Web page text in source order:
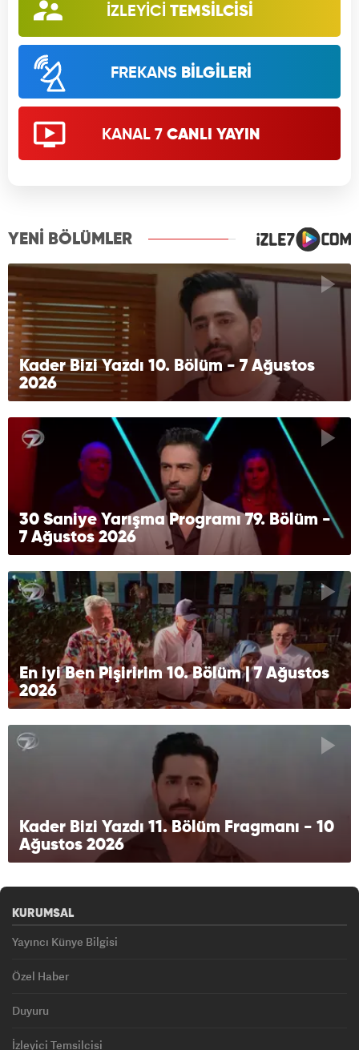
İZLEYİCİ TEMSİLCİSİ
FREKANS BİLGİLERİ
KANAL 7 CANLI YAYIN
YENİ BÖLÜMLER
Kader Bizi Yazdı 10. Bölüm - 7 Ağustos
2026
30 Saniye Yarışma Programı 79. Bölüm -
7 Ağustos 2026
En iyi Ben Pişiririm 10. Bölüm | 7 Ağustos
2026
Kader Bizi Yazdı 11. Bölüm Fragmanı - 10
Ağustos 2026
KURUMSAL
Yayıncı Künye Bilgisi
Özel Haber
Duyuru
İzleyici Temsilcisi